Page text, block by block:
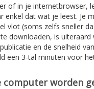
of in je internetbrowser,
enkel dat wat je leest. Je
vlot (soms zelfs sneller
downloaden, is
en de snelheid
een 3-tal minuten voor
worden